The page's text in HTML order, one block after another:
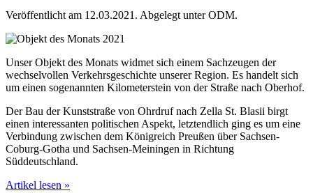
Veröffentlicht am 12.03.2021. Abgelegt unter ODM.
Unser Objekt des Monats widmet sich einem Sachzeugen der
wechselvollen Verkehrsgeschichte unserer Region. Es handelt sich
um einen sogenannten Kilometerstein von der Straße nach Oberhof.
Der Bau der Kunststraße von Ohrdruf nach Zella St. Blasii birgt
einen interessanten politischen Aspekt, letztendlich ging es um eine
Verbindung zwischen dem Königreich Preußen über Sachsen-
Coburg-Gotha und Sachsen-Meiningen in Richtung
Süddeutschland.
Artikel lesen »